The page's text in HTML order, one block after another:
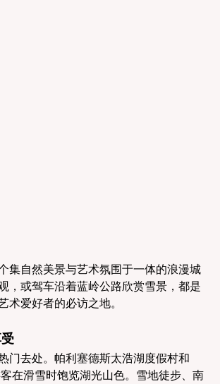
集自然美景与艺术氛围于一体的浪漫城
，或驾车沿着蓝岭公路欣赏雪景，都是
爱好者的必访之地。
门去处。帕利塞德斯太浩湖度假村和
在滑雪时饱览湖光山色。雪地徒步、南